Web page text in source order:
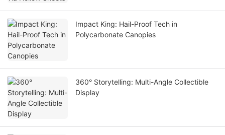
Impact King: Hail-Proof Tech in
Polycarbonate Canopies
360° Storytelling: Multi-Angle Collectible
Display